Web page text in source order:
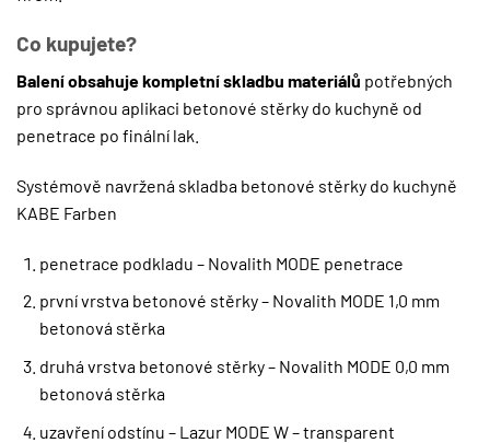
Co kupujete?
Balení obsahuje kompletní skladbu materiálů potřebných
pro správnou aplikaci betonové stěrky do kuchyně od
penetrace po finální lak.
Systémově navržená skladba betonové stěrky do kuchyně
KABE Farben
penetrace podkladu – Novalith MODE penetrace
první vrstva betonové stěrky – Novalith MODE 1,0 mm
betonová stěrka
druhá vrstva betonové stěrky – Novalith MODE 0,0 mm
betonová stěrka
uzavření odstínu – Lazur MODE W – transparent